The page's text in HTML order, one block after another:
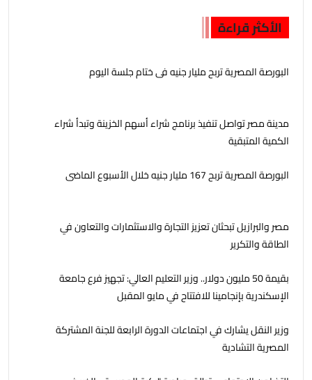
الأكثر قراءة
البورصة المصرية تربح مليار جنيه فى ختام جلسة اليوم
مدينة مصر تواصل تنفيذ برنامج شراء أسهم الخزينة وتبدأ شراء
الكمية المتبقية
البورصة المصرية تربح 167 مليار جنيه خلال الأسبوع الماضى
مصر والبرازيل تبحثان تعزيز التجارة والاستثمارات والتعاون في
الطاقة والتكرير
بقيمة 50 مليون دولار.. وزير التعليم العالي: تجهيز فرع جامعة
الإسكندرية بإنجامينا للافتتاح في مايو المقبل
وزير النقل يشارك في اجتماعات الدورة الرابعة للجنة المشتركة
المصرية التشادية